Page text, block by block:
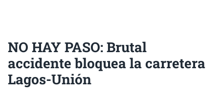
NO HAY PASO: Brutal
accidente bloquea la carretera
Lagos-Unión